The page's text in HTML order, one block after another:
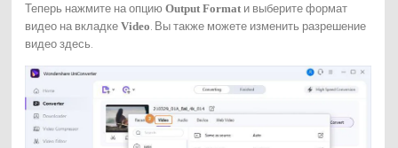
Теперь нажмите на опцию Output Formatи выберите формат
видео на вкладке Video. Вы также можете изменить разрешение
видео здесь.